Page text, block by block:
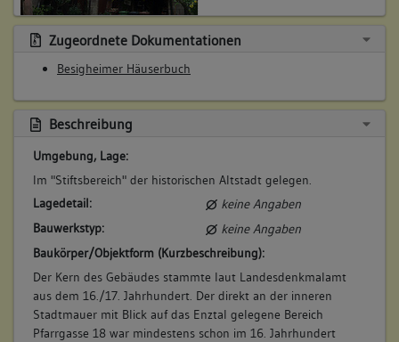
(1660)
Bemerkung Familie:
Bemerkung Besitz:
Beschreibung:
Haus, Hofraum Scheuer, Keller, Garten
Beruf / Amt / Titel:
keiner
Betroffene Gebäudeteile:
Erdgeschoss
Obergeschoss(e)
Untergeschoss(e)
Untergeschoss(e)
Garten
Abbildungsnachweis
Zugeordnete Dokumentationen
Besigheimer Häuserbuch
Beschreibung
Umgebung, Lage:
Im "Stiftsbereich" der historischen Altstadt gelegen.
Lagedetail:
keine Angaben
Bauwerkstyp:
keine Angaben
Baukörper/Objektform (Kurzbeschreibung):
Der Kern des Gebäudes stammte laut Landesdenkmalamt
aus dem 16./17. Jahrhundert. Der direkt an der inneren
Stadtmauer mit Blick auf das Enztal gelegene Bereich
Pfarrgasse 18 war mindestens schon im 16. Jahrhundert